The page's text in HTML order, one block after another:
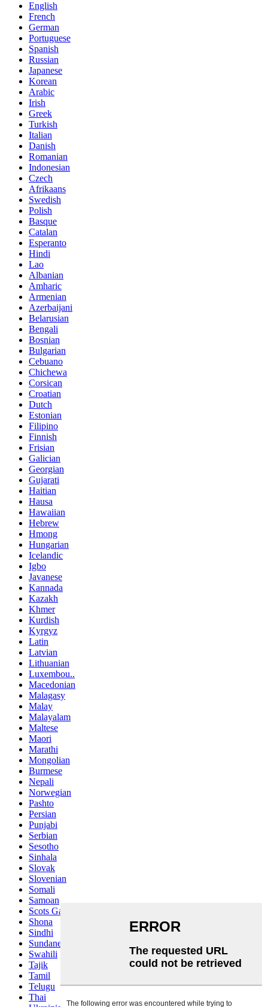
English
French
German
Portuguese
Spanish
Russian
Japanese
Korean
Arabic
Irish
Greek
Turkish
Italian
Danish
Romanian
Indonesian
Czech
Afrikaans
Swedish
Polish
Basque
Catalan
Esperanto
Hindi
Lao
Albanian
Amharic
Armenian
Azerbaijani
Belarusian
Bengali
Bosnian
Bulgarian
Cebuano
Chichewa
Corsican
Croatian
Dutch
Estonian
Filipino
Finnish
Frisian
Galician
Georgian
Gujarati
Haitian
Hausa
Hawaiian
Hebrew
Hmong
Hungarian
Icelandic
Igbo
Javanese
Kannada
Kazakh
Khmer
Kurdish
Kyrgyz
Latin
Latvian
Lithuanian
Luxembou..
Macedonian
Malagasy
Malay
Malayalam
Maltese
Maori
Marathi
Mongolian
Burmese
Nepali
Norwegian
Pashto
Persian
Punjabi
Serbian
Sesotho
Sinhala
Slovak
Slovenian
Somali
Samoan
Scots Gaelic
Shona
Sindhi
Sundanese
Swahili
Tajik
Tamil
Telugu
Thai